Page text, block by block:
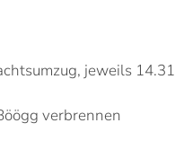
jeweils
verbrennen